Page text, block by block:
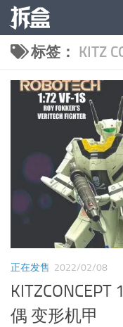
跳至内容
标签： KITZ
正在发售 2022/02/08
偶 变形机甲